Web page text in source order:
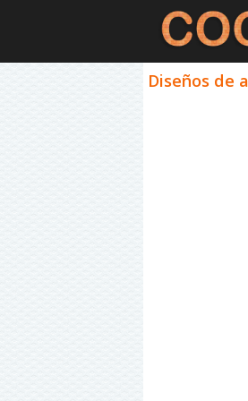
Diseños de